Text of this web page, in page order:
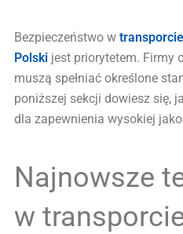
Bezpieczeństwo w
Polski jest priorytetem. Firmy
muszą spełniać określone
poniższej sekcji dowiesz się,
dla zapewnienia wysokiej
Najnowsze
w